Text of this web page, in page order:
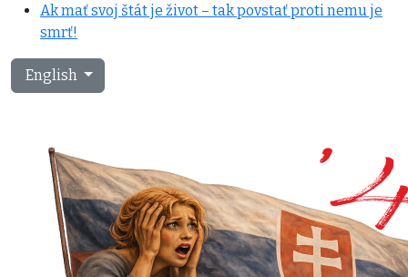
Ak mať svoj štát je život – tak povstať proti nemu je
smrť!
Select your language
English